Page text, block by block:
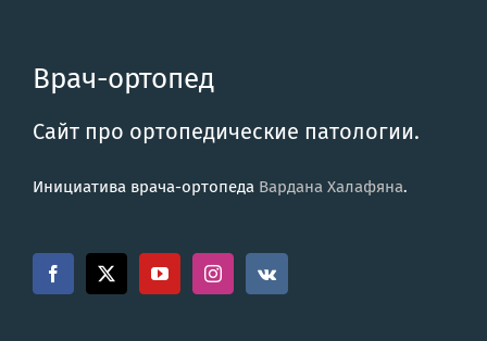
Врач-ортопед
Сайт про ортопедические патологии.
Инициатива врача-ортопеда Вардана Халафяна.